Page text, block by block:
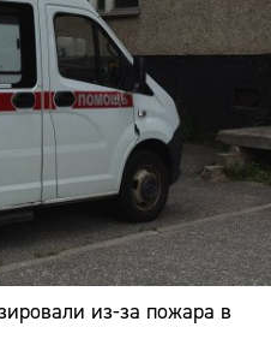
из-за пожара в